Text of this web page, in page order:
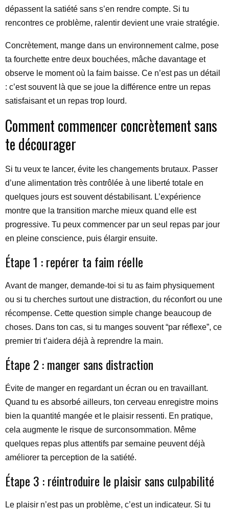
dépassent la satiété sans s’en rendre compte. Si tu
rencontres ce problème, ralentir devient une vraie stratégie.
Concrètement, mange dans un environnement calme, pose
ta fourchette entre deux bouchées, mâche davantage et
observe le moment où la faim baisse. Ce n’est pas un détail
: c’est souvent là que se joue la différence entre un repas
satisfaisant et un repas trop lourd.
Comment commencer concrètement sans
te décourager
Si tu veux te lancer, évite les changements brutaux. Passer
d’une alimentation très contrôlée à une liberté totale en
quelques jours est souvent déstabilisant. L’expérience
montre que la transition marche mieux quand elle est
progressive. Tu peux commencer par un seul repas par jour
en pleine conscience, puis élargir ensuite.
Étape 1 : repérer ta faim réelle
Avant de manger, demande-toi si tu as faim physiquement
ou si tu cherches surtout une distraction, du réconfort ou une
récompense. Cette question simple change beaucoup de
choses. Dans ton cas, si tu manges souvent “par réflexe”, ce
premier tri t’aidera déjà à reprendre la main.
Étape 2 : manger sans distraction
Évite de manger en regardant un écran ou en travaillant.
Quand tu es absorbé ailleurs, ton cerveau enregistre moins
bien la quantité mangée et le plaisir ressenti. En pratique,
cela augmente le risque de surconsommation. Même
quelques repas plus attentifs par semaine peuvent déjà
améliorer ta perception de la satiété.
Étape 3 : réintroduire le plaisir sans culpabilité
Le plaisir n’est pas un problème, c’est un indicateur. Si tu